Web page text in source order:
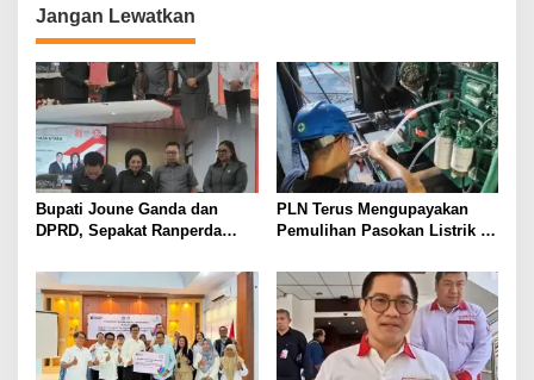
Jangan Lewatkan
Bupati Joune Ganda dan
DPRD, Sepakat Ranperda
Dibahas Ditingkat Selanjutnya
PLN Terus Mengupayakan
Pemulihan Pasokan Listrik di